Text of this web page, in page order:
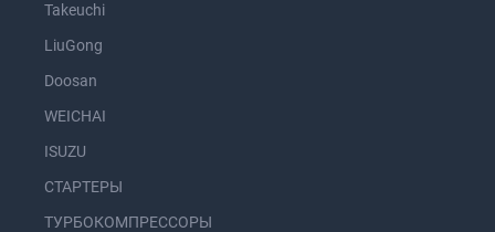
Takeuchi
LiuGong
Doosan
WEICHAI
ISUZU
СТАРТЕРЫ
ТУРБОКОМПРЕССОРЫ